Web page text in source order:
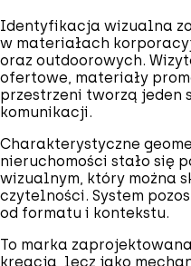
Identyfikacja wizualna
w materiałach
oraz outdoorowych.
ofertowe, materiały
przestrzeni tworzą jeden
komunikacji.
Charakterystyczne
nieruchomości stało się
wizualnym, który można
czytelności. System
od formatu i kontekstu.
To marka
kreacja, lecz jako